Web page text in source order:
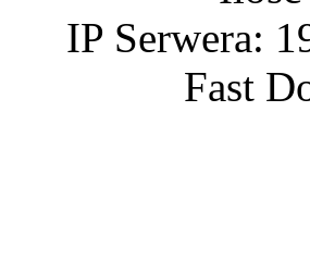
IP Serwera:
Fast